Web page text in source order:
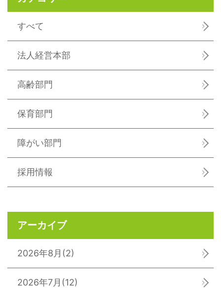
すべて
法人経営本部
高齢部門
保育部門
障がい部門
採用情報
アーカイブ
2026年8月 (2)
2026年7月 (12)